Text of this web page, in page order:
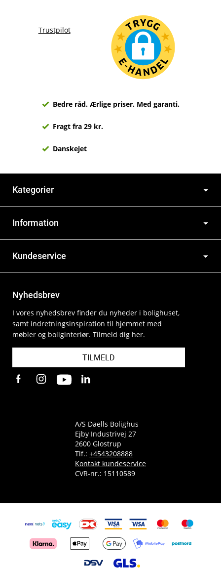
Trustpilot
Bedre råd. Ærlige priser. Med garanti.
Fragt fra 29 kr.
Danskejet
Kategorier
Information
Kundeservice
Nyhedsbrev
I vores nyhedsbrev finder du nyheder i bolighuset,
samt indretningsinspiration til hjemmet med
møbler og boliginteriør. Tilmeld dig her.
TILMELD
A/S Daells Bolighus
Ejby Industrivej 27
2600 Glostrup
Tlf.: +4543208888
Kontakt kundeservice
CVR-nr.: 15110589